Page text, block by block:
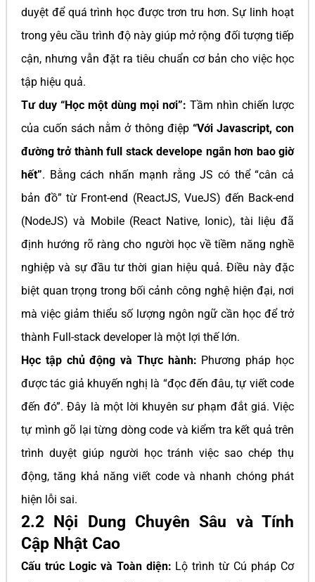
duyệt để quá trình học được trơn tru hơn. Sự linh hoạt
trong yêu cầu trình độ này giúp mở rộng đối tượng tiếp
cận, nhưng vẫn đặt ra tiêu chuẩn cơ bản cho việc học
tập hiệu quả.
Tư duy “Học một dùng mọi nơi”: Tầm nhìn chiến lược
của cuốn sách nằm ở thông điệp “Với Javascript, con
đường trở thành full stack develope ngắn hơn bao giờ
hết”. Bằng cách nhấn mạnh rằng JS có thể “cân cả
bản đồ” từ Front-end (ReactJS, VueJS) đến Back-end
(NodeJS) và Mobile (React Native, Ionic), tài liệu đã
định hướng rõ ràng cho người học về tiềm năng nghề
nghiệp và sự đầu tư thời gian hiệu quả. Điều này đặc
biệt quan trọng trong bối cảnh công nghệ hiện đại, nơi
mà việc giảm thiểu số lượng ngôn ngữ cần học để trở
thành Full-stack developer là một lợi thế lớn.
Học tập chủ động và Thực hành: Phương pháp học
được tác giả khuyến nghị là “đọc đến đâu, tự viết code
đến đó”. Đây là một lời khuyên sư phạm đắt giá. Việc
tự mình gõ lại từng dòng code và kiểm tra kết quả trên
trình duyệt giúp người học tránh việc sao chép thụ
động, tăng khả năng viết code và nhanh chóng phát
hiện lỗi sai.
2.2 Nội Dung Chuyên Sâu và Tính
Cập Nhật Cao
Cấu trúc Logic và Toàn diện: Lộ trình từ Cú pháp Cơ